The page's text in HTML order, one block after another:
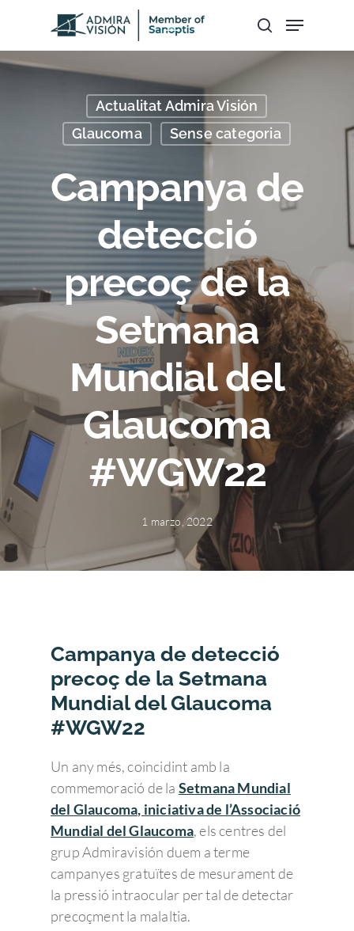
Hit enter to search or ESC to close
Actualitat Admira Visión
Glaucoma
Sense categoria
Campanya de
detecció
precoç de la
Setmana
Mundial del
Glaucoma
#WGW22
1 marzo, 2022
Campanya de detecció
precoç de la Setmana
Mundial del Glaucoma
#WGW22
Un any més, coincidint amb la
commemoració de la Setmana Mundial
del Glaucoma, iniciativa de l’Associació
Mundial del Glaucoma, els centres del
grup Admiravisión duem a terme
campanyes gratuïtes de mesurament de
la pressió intraocular per tal de detectar
precoçment la malaltia.